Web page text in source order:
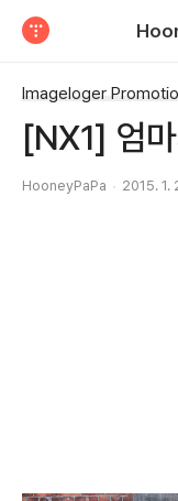
Imageloger
[NX1] 엄
HooneyPaPa 2015. 1.